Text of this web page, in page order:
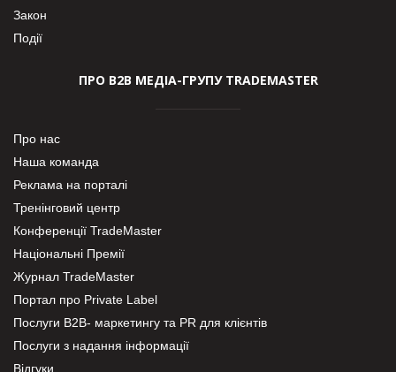
Закон
Події
ПРО В2В МЕДІА-ГРУПУ TRADEMASTER
Про нас
Наша команда
Реклама на порталі
Тренінговий центр
Конференції TradeMaster
Національні Премії
Журнал TradeMaster
Портал про Private Label
Послуги В2В- маркетингу та PR для клієнтів
Послуги з надання інформації
Відгуки